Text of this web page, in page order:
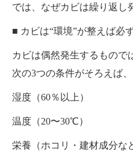
では、なぜカビは繰り返し
■ カビは“環境”が整えば必
カビは偶然発生するもので
次の3つの条件がそろえば
湿度（60％以上）
温度（20〜30℃）
栄養（ホコリ・建材成分な